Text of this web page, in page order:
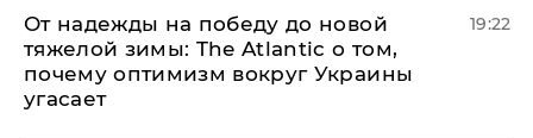
От надежды на победу до новой
тяжелой зимы: The Atlantic о том,
почему оптимизм вокруг Украины
угасает
19:22